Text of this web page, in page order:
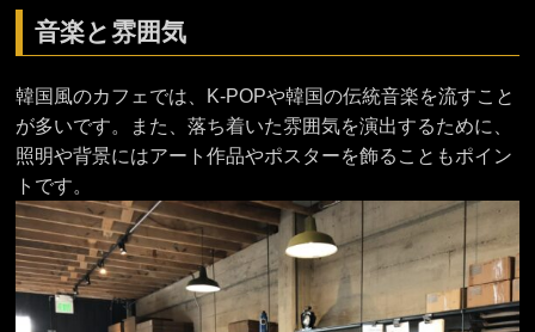
音楽と雰囲気
韓国風のカフェでは、K-POPや韓国の伝統音楽を流すこと
が多いです。また、落ち着いた雰囲気を演出するために、
照明や背景にはアート作品やポスターを飾ることもポイン
トです。